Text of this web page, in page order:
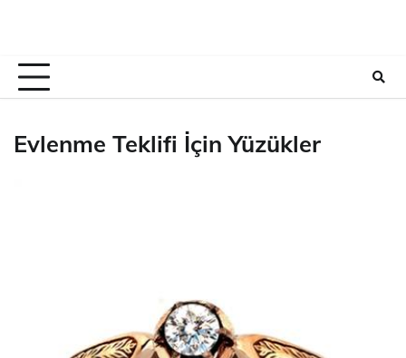
Evlenme Teklifi İçin Yüzükler